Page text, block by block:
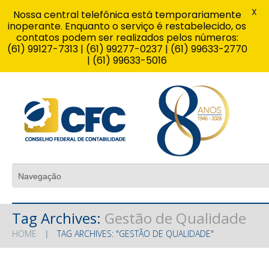
Tag Archives: Gestão de Qualidade
HOME TAG ARCHIVES: "GESTÃO DE QUALIDADE"
Nossa central telefônica está temporariamente
inoperante. Enquanto o serviço é restabelecido, os
contatos podem ser realizados pelos números:
(61) 99127-7313 | (61) 99277-0237 | (61) 99633-2770
| (61) 99633-5016
X